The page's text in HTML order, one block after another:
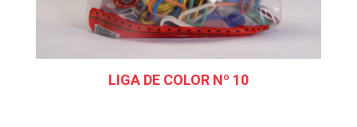
LIGA DE COLOR Nº 10